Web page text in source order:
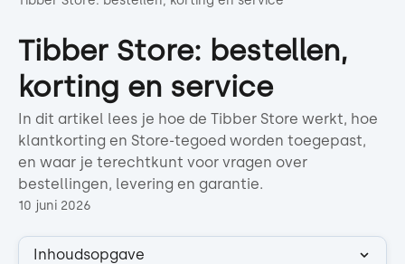
Tibber Store: bestellen,
korting en service
In dit artikel lees je hoe de Tibber Store werkt, hoe
klantkorting en Store-tegoed worden toegepast,
en waar je terechtkunt voor vragen over
bestellingen, levering en garantie.
10 juni 2026
Inhoudsopgave